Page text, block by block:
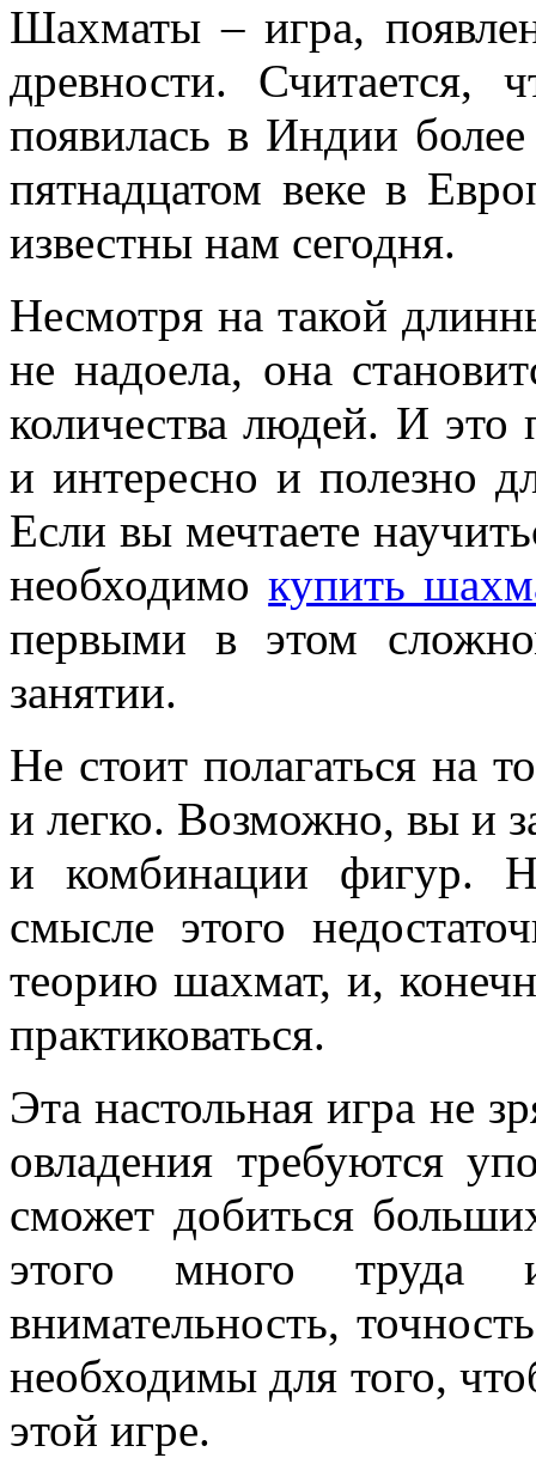
Шахматы – игра,
древности. Считается,
появилась в Индии
пятнадцатом веке в
известны нам сегодня.
Несмотря на такой
не надоела, она
количества людей. И это
и интересно и полезно
Если вы мечтаете
необходимокупить
первыми в этом
занятии.
Не стоит полагаться на
и легко. Возможно, вы и
и комбинации фигур.
смысле этого
теорию шахмат, и,
практиковаться.
Эта настольная игра не
овладения требуются
сможет добиться
этого много труда
внимательность,
необходимы для того,
этой игре.